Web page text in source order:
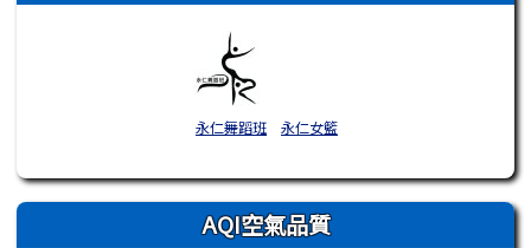
永仁舞蹈班 永仁女籃
AQI空氣品質